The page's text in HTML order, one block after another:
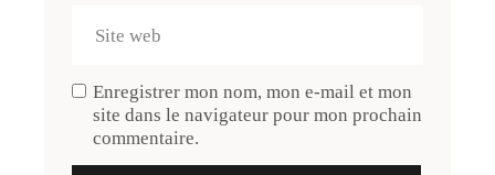
Enregistrer mon nom, mon e-mail et mon
site dans le navigateur pour mon prochain
commentaire.